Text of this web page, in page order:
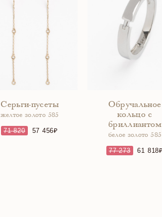
Серьги-пусеты
желтое золото 585
71 820 57 456
Обручальное
кольцо с
бриллиантом
белое золото 585
77 273 61 818